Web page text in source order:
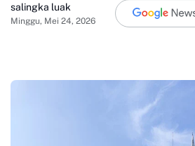
salingka luak
Minggu, Mei 24, 2026